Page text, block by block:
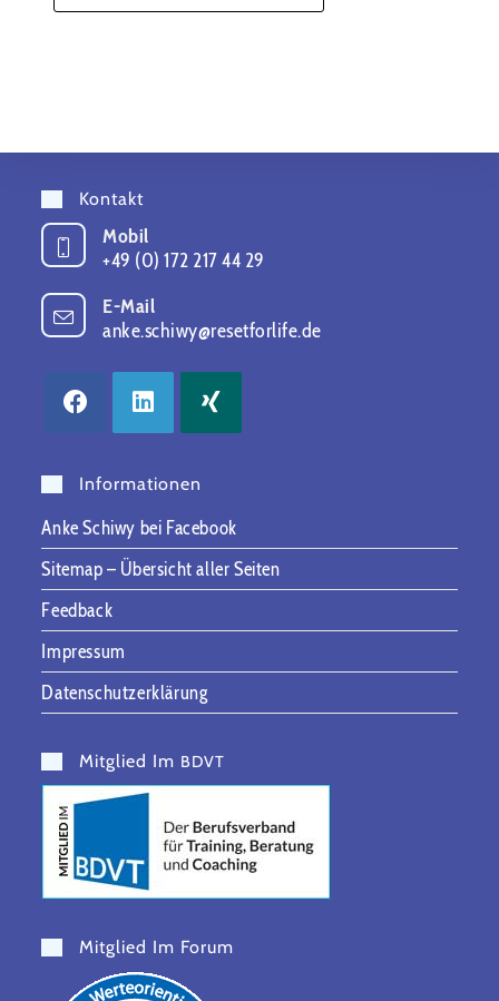
Kontakt
Mobil
+49 (0) 172 217 44 29
E-Mail
anke.schiwy@resetforlife.de
Informationen
Anke Schiwy bei Facebook
Sitemap – Übersicht aller Seiten
Feedback
Impressum
Datenschutzerklärung
Mitglied Im BDVT
Mitglied Im Forum